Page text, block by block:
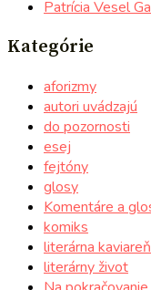
Patrícia Vesel
Kategórie
aforizmy
autori uvádzajú
do pozornosti
esej
fejtóny
glosy
Komentáre a
komiks
literárna kaviareň
literárny život